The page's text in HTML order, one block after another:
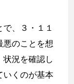
、３・１１
悪のことを想
状況を確認し
いくのが基本